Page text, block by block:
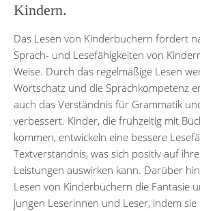
Kindern.
Das Lesen von Kinderbüchern fördert
Sprach- und Lesefähigkeiten von
Weise. Durch das regelmäßige Lesen
Wortschatz und die Sprachkompetenz
auch das Verständnis für Grammatik
verbessert. Kinder, die frühzeitig mit
kommen, entwickeln eine bessere
Textverständnis, was sich positiv auf
Leistungen auswirken kann. Darüber
Lesen von Kinderbüchern die Fantasie
jungen Leserinnen und Leser, indem